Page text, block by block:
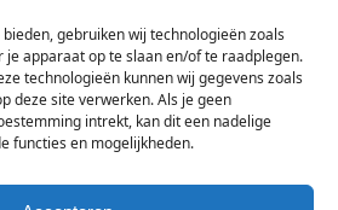
gebruiken wij technologieën zoals
apparaat op te slaan en/of te raadplegen.
technologieën kunnen wij gegevens zoals
deze site verwerken. Als je geen
intrekt, kan dit een nadelige
functies en mogelijkheden.
Sign Up